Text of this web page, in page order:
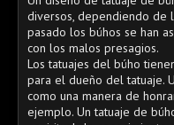
diversos, dependiendo de
pasado los búhos se han
con los malos presagios.
Los tatuajes del búho
para el dueño del tatuaje.
como una manera de
ejemplo. Un tatuaje de